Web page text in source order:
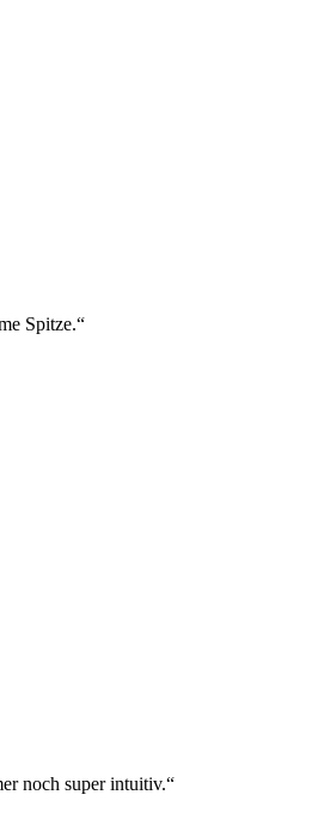
Spitze.“
noch super intuitiv.“